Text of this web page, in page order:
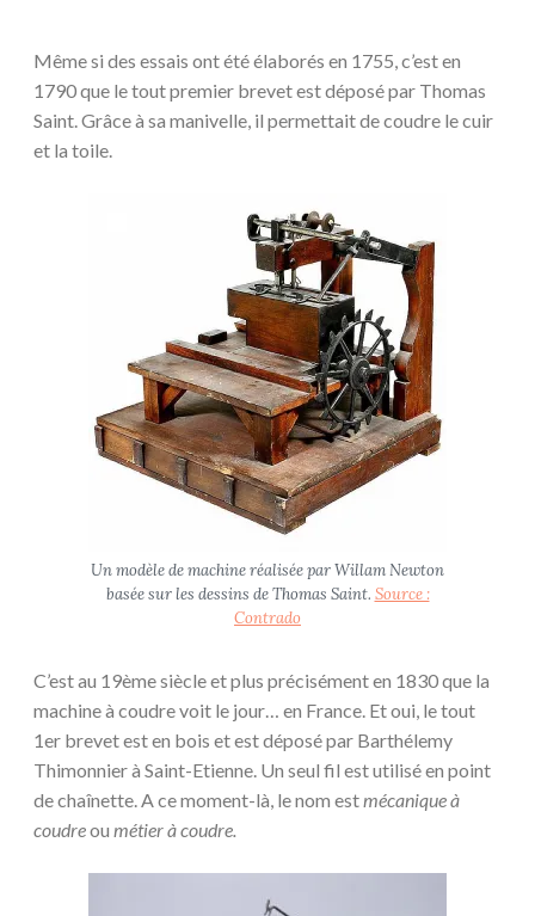
Même si des essais ont été élaborés en 1755, c’est en
1790 que le tout premier brevet est déposé par Thomas
Saint. Grâce à sa manivelle, il permettait de coudre le cuir
et la toile.
Un modèle de machine réalisée par Willam Newton
basée sur les dessins de Thomas Saint. Source :
Contrado
C’est au 19ème siècle et plus précisément en 1830 que la
machine à coudre voit le jour… en France. Et oui, le tout
1er brevet est en bois et est déposé par Barthélemy
Thimonnier à Saint-Etienne. Un seul fil est utilisé en point
de chaînette. A ce moment-là, le nom estmécanique à
coudreou métier à coudre.